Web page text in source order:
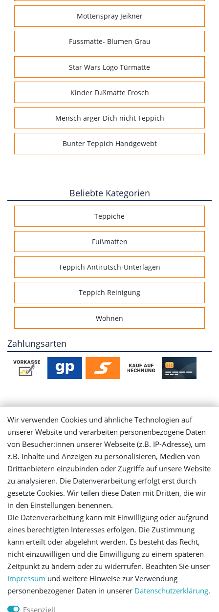
Mottenspray Jeikner
Fussmatte- Blumen Grau
Star Wars Logo Türmatte
Kinder Fußmatte Frosch
Mensch ärger Dich nicht Teppich
Bunter Teppich Handgewebt
Beliebte Kategorien
Teppiche
Fußmatten
Teppich Antirutsch-Unterlagen
Teppich Reinigung
Wohnen
Zahlungsarten
Mein Konto
Login
Registrieren
Versandinformationen
Let's stay connected
Impressum Daten­schutz­erklärung AGB
Wir verwenden Cookies und ähnliche Technologien auf
unserer Website und verarbeiten personenbezogene Daten
von Besucher:innen unserer Webseite (z.B. IP-Adresse), um
z.B. Inhalte und Anzeigen zu personalisieren, Medien von
Drittanbietern einzubinden oder Zugriffe auf unsere Website
zu analysieren. Die Datenverarbeitung erfolgt erst durch
gesetzte Cookies. Wir teilen diese Daten mit Dritten, die wir
in den Einstellungen benennen.
Die Datenverarbeitung kann mit Einwilligung oder aufgrund
eines berechtigten Interesses erfolgen. Die Zustimmung
kann erteilt oder abgelehnt werden. Es besteht das Recht,
nicht einzuwilligen und die Einwilligung zu einem späteren
Zeitpunkt zu ändern oder zu widerrufen. Beachten Sie unser
Impressum und weitere Hinweise zur Verwendung
personenbezogener Daten in unserer Daten­schutz­erklärung.
Essenziell